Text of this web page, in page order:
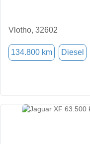
Vlotho, 32602
134.800 km Diesel